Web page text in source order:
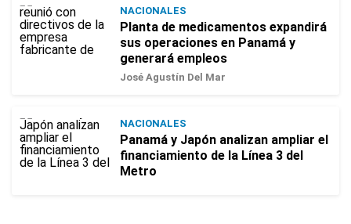
NACIONALES
Planta de medicamentos expandirá
sus operaciones en Panamá y
generará empleos
José Agustín Del Mar
NACIONALES
Panamá y Japón analizan ampliar el
financiamiento de la Línea 3 del
Metro